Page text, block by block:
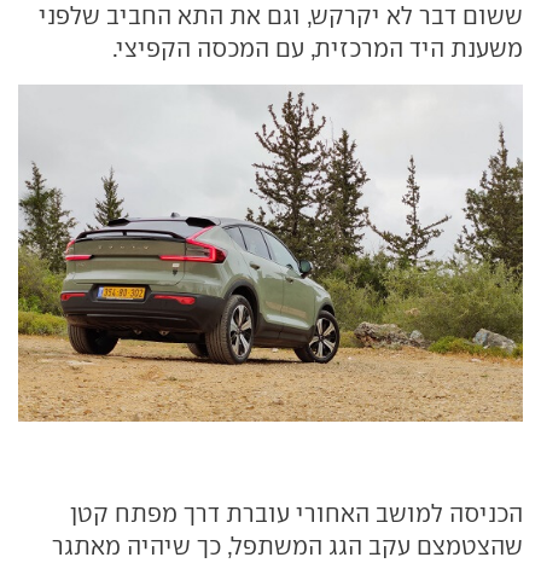
ששום דבר לא יקרקש, וגם את התא החביב שלפני
משענת היד המרכזית, עם המכסה הקפיצי.
הכניסה למושב האחורי עוברת דרך מפתח קטן
שהצטמצם עקב הגג המשתפל, כך שיהיה מאתגר